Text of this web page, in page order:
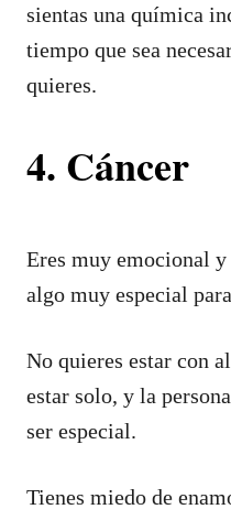
sientas una química
tiempo que sea
quieres.
4. Cáncer
Eres muy emocional
algo muy especial
No quieres estar con
estar solo, y la
ser especial.
Tienes miedo de